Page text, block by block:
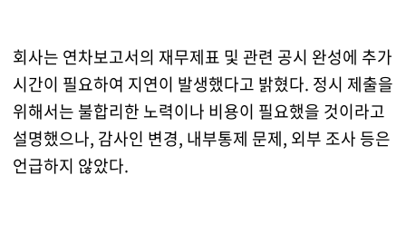
회사는 연차보고서의 재무제표 및 관련 공시 완성에 추가
시간이 필요하여 지연이 발생했다고 밝혔다. 정시 제출을
위해서는 불합리한 노력이나 비용이 필요했을 것이라고
설명했으나, 감사인 변경, 내부통제 문제, 외부 조사 등은
언급하지 않았다.